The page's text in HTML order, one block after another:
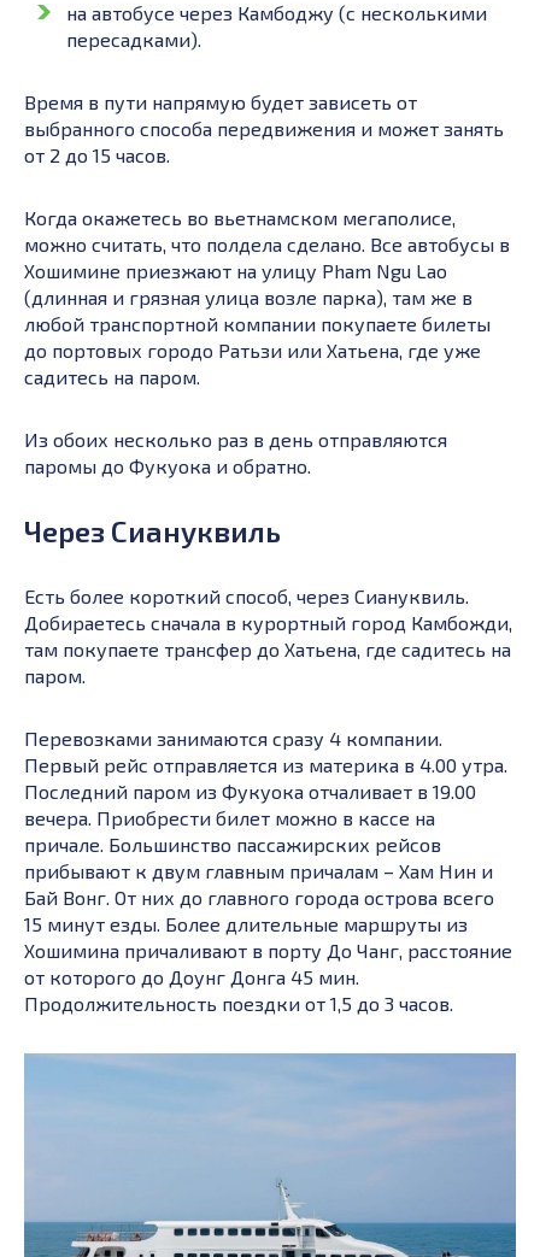
на автобусе через Камбоджу (с несколькими
пересадками).
Время в пути напрямую будет зависеть от
выбранного способа передвижения и может занять
от 2 до 15 часов.
Когда окажетесь во вьетнамском мегаполисе,
можно считать, что полдела сделано. Все автобусы в
Хошимине приезжают на улицу Pham Ngu Lao
(длинная и грязная улица возле парка), там же в
любой транспортной компании покупаете билеты
до портовых городо Ратьзи или Хатьена, где уже
садитесь на паром.
Из обоих несколько раз в день отправляются
паромы до Фукуока и обратно.
Через Сиануквиль
Есть более короткий способ, через Сиануквиль.
Добираетесь сначала в курортный город Камбожди,
там покупаете трансфер до Хатьена, где садитесь на
паром.
Перевозками занимаются сразу 4 компании.
Первый рейс отправляется из материка в 4.00 утра.
Последний паром из Фукуока отчаливает в 19.00
вечера. Приобрести билет можно в кассе на
причале. Большинство пассажирских рейсов
прибывают к двум главным причалам – Хам Нин и
Бай Вонг. От них до главного города острова всего
15 минут езды. Более длительные маршруты из
Хошимина причаливают в порту До Чанг, расстояние
от которого до Доунг Донга 45 мин.
Продолжительность поездки от 1,5 до 3 часов.